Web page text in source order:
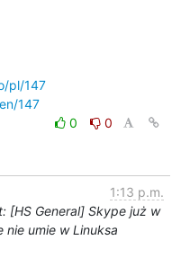
pl/147
147
0
0
1:13 p.m.
[HS General] Skype już w
nie umie w Linuksa